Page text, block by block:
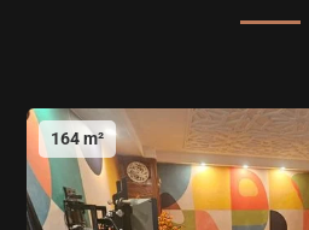
164 m²